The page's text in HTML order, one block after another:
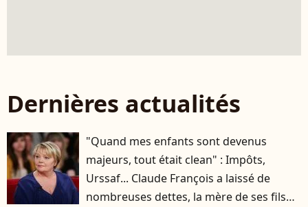
Dernières actualités
"Quand mes enfants sont devenus
majeurs, tout était clean" : Impôts,
Urssaf... Claude François a laissé de
nombreuses dettes, la mère de ses fils